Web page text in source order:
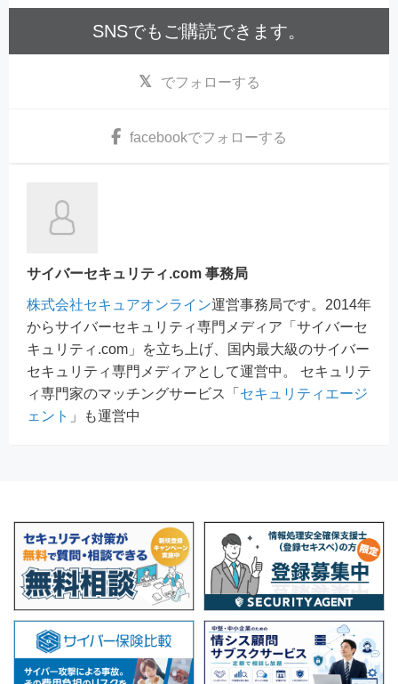
SNSでもご購読できます。
でフォローする
facebookでフォローする
サイバーセキュリティ.com 事務局
株式会社セキュアオンライン運営事務局です。2014年
からサイバーセキュリティ専門メディア「サイバーセ
キュリティ.com」を立ち上げ、国内最大級のサイバー
セキュリティ専門メディアとして運営中。 セキュリテ
ィ専門家のマッチングサービス「 セキュリティエージ
ェント 」も運営中